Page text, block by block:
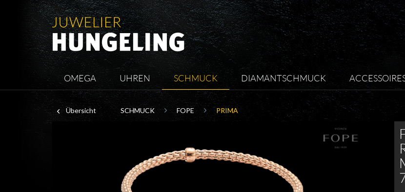
OMEGA UHREN SCHMUCK DIAMANTSCHMUCK
Übersicht SCHMUCK FOPE PRIMA